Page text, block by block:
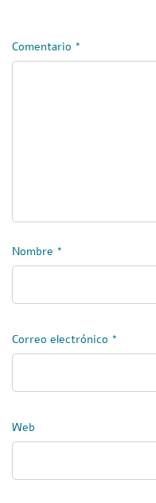
Comentario *
Nombre *
Correo electrónico *
Web